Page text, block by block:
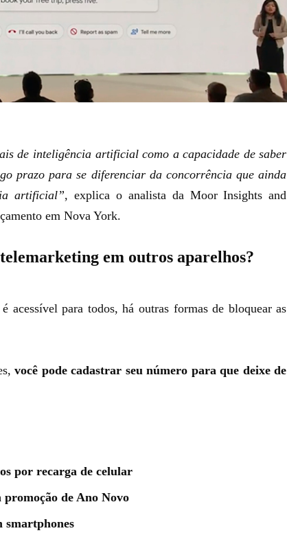
de inteligência artificial como a capacidade de saber
prazo para se diferenciar da concorrência que ainda
artificial”, explica o analista da Moor Insights and
em Nova York.
em outros aparelhos?
acessível para todos, há outras formas de bloquear as
você pode cadastrar seu número para que deixe de
por recarga de celular
de Ano Novo
smartphones